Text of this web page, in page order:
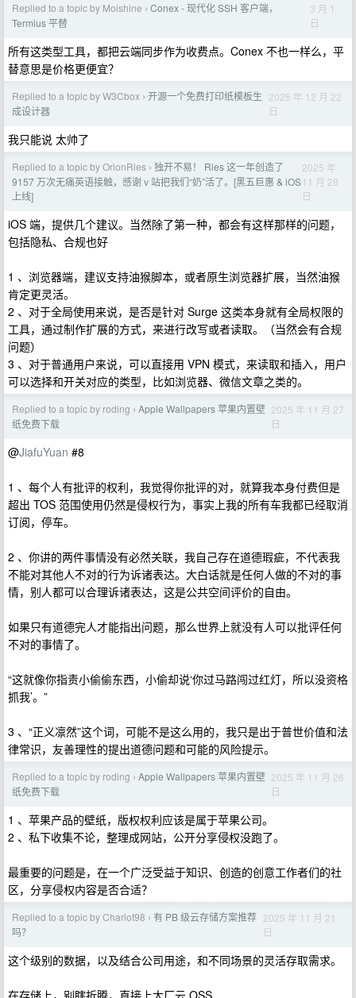
Replied to a topic by Moishine › Conex - 现代化 SSH 客户端，
Termius 平替
3 月 1
日
所有这类型工具，都把云端同步作为收费点。Conex 不也一样么，平
替意思是价格更便宜？
Replied to a topic by W3Cbox › 开源一个免费打印纸模板生
成设计器
2025 年 12 月 22
日
我只能说 太帅了
Replied to a topic by OrionRies › 独开不易！ Ries 这一年创造了
9157 万次无痛英语接触，感谢 v 站把我们“奶”活了。[黑五巨惠 & iOS
上线]
2025 年
11 月 28
日
iOS 端，提供几个建议。当然除了第一种，都会有这样那样的问题，
包括隐私、合规也好
1 、浏览器端，建议支持油猴脚本，或者原生浏览器扩展，当然油猴
肯定更灵活。
2 、对于全局使用来说，是否是针对 Surge 这类本身就有全局权限的
工具，通过制作扩展的方式，来进行改写或者读取。（当然会有合规
问题）
3 、对于普通用户来说，可以直接用 VPN 模式，来读取和插入，用户
可以选择和开关对应的类型，比如浏览器、微信文章之类的。
Replied to a topic by roding › Apple Wallpapers 苹果内置壁
纸免费下载
2025 年 11 月 27
日
@JiafuYuan #8
1 、每个人有批评的权利，我觉得你批评的对，就算我本身付费但是
超出 TOS 范围使用仍然是侵权行为，事实上我的所有车我都已经取消
订阅，停车。
2 、你讲的两件事情没有必然关联，我自己存在道德瑕疵，不代表我
不能对其他人不对的行为诉诸表达。大白话就是任何人做的不对的事
情，别人都可以合理诉诸表达，这是公共空间评价的自由。
如果只有道德完人才能指出问题，那么世界上就没有人可以批评任何
不对的事情了。
“这就像你指责小偷偷东西，小偷却说‘你过马路闯过红灯，所以没资格
抓我’。”
3 、“正义凛然”这个词，可能不是这么用的，我只是出于普世价值和法
律常识，友善理性的提出道德问题和可能的风险提示。
Replied to a topic by roding › Apple Wallpapers 苹果内置壁
纸免费下载
2025 年 11 月 26
日
1 、苹果产品的壁纸，版权权利应该是属于苹果公司。
2 、私下收集不论，整理成网站，公开分享侵权没跑了。
最重要的问题是，在一个广泛受益于知识、创造的创意工作者们的社
区，分享侵权内容是否合适？
Replied to a topic by Charlot98 › 有 PB 级云存储方案推荐
吗？
2025 年 11 月 21
日
这个级别的数据，以及结合公司用途，和不同场景的灵活存取需求。
在存储上，别瞎折腾，直接上大厂云 OSS